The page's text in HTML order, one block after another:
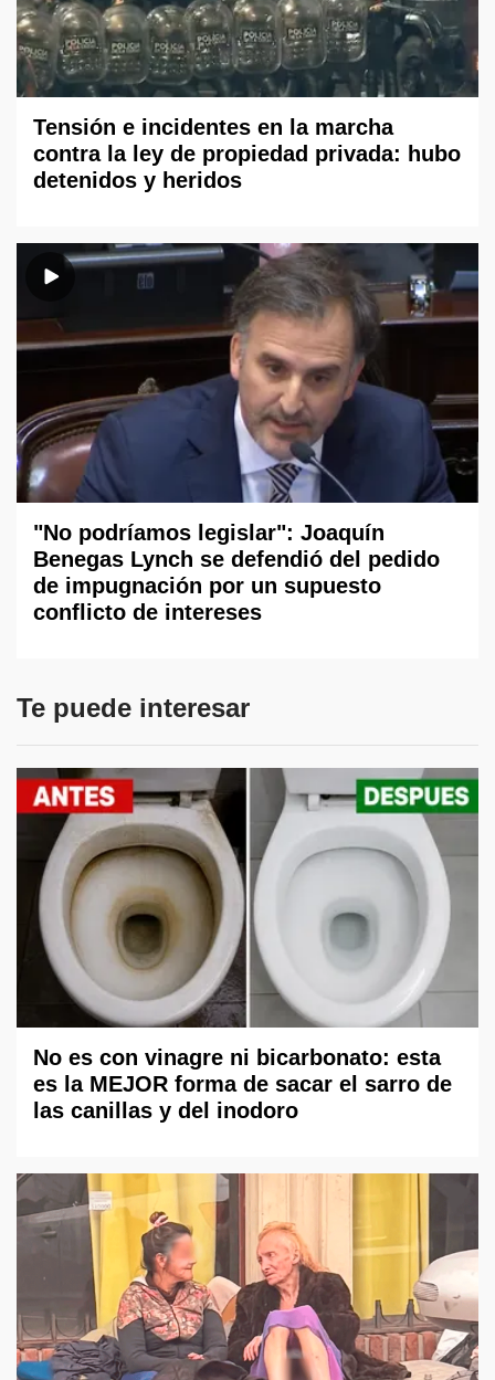
Tensión e incidentes en la marcha
contra la ley de propiedad privada: hubo
detenidos y heridos
"No podríamos legislar": Joaquín
Benegas Lynch se defendió del pedido
de impugnación por un supuesto
conflicto de intereses
Te puede interesar
No es con vinagre ni bicarbonato: esta
es la MEJOR forma de sacar el sarro de
las canillas y del inodoro